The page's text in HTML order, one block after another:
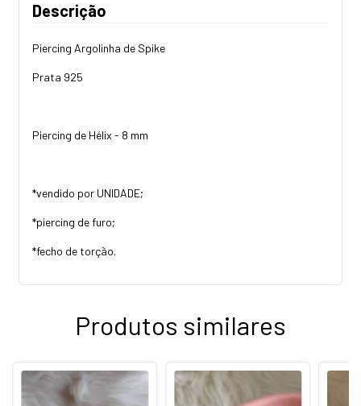
Descrição
Piercing Argolinha de Spike
Prata 925
Piercing de Hélix - 8 mm
*vendido por UNIDADE;
*piercing de furo;
*fecho de torção.
Produtos similares